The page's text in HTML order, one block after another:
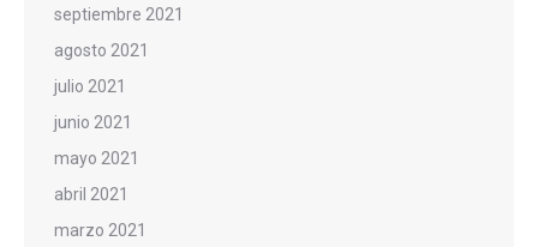
septiembre 2021
agosto 2021
julio 2021
junio 2021
mayo 2021
abril 2021
marzo 2021